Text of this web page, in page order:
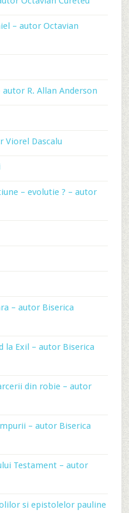
– autor Octavian
R. Allan Anderson
Viorel Dascalu
– evolutie ? – autor
– autor Biserica
la Exil – autor Biserica
din robie – autor
– autor Biserica
Testament – autor
si epistolelor pauline